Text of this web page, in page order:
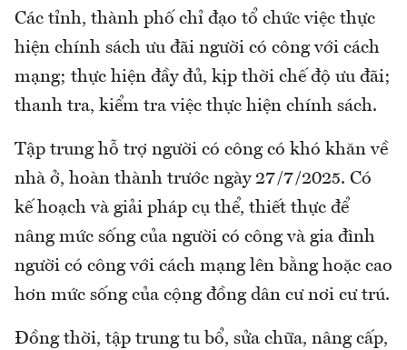
Các tỉnh, thành phố chỉ đạo tổ chức việc thực
hiện chính sách ưu đãi người có công với cách
mạng; thực hiện đầy đủ, kịp thời chế độ ưu đãi;
thanh tra, kiểm tra việc thực hiện chính sách.
Tập trung hỗ trợ người có công có khó khăn về
nhà ở, hoàn thành trước ngày 27/7/2025. Có
kế hoạch và giải pháp cụ thể, thiết thực để
nâng mức sống của người có công và gia đình
người có công với cách mạng lên bằng hoặc cao
hơn mức sống của cộng đồng dân cư nơi cư trú.
Đồng thời, tập trung tu bổ, sửa chữa, nâng cấp,